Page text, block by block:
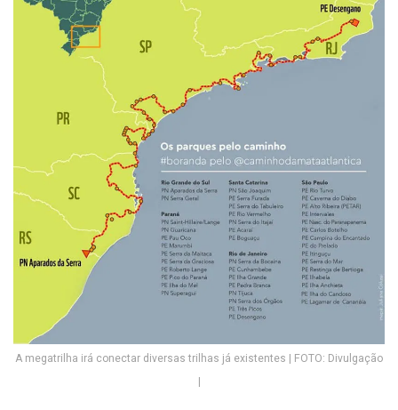
A megatrilha irá conectar diversas trilhas já existentes | FOTO: Divulgação
|